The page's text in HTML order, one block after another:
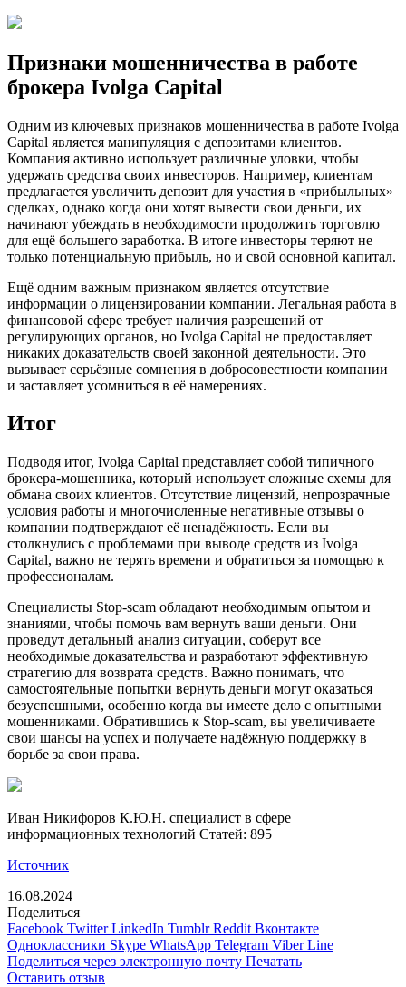
Признаки мошенничества в работе
брокера Ivolga Capital
Одним из ключевых признаков мошенничества в работе Ivolga
Capital является манипуляция с депозитами клиентов.
Компания активно использует различные уловки, чтобы
удержать средства своих инвесторов. Например, клиентам
предлагается увеличить депозит для участия в «прибыльных»
сделках, однако когда они хотят вывести свои деньги, их
начинают убеждать в необходимости продолжить торговлю
для ещё большего заработка. В итоге инвесторы теряют не
только потенциальную прибыль, но и свой основной капитал.
Ещё одним важным признаком является отсутствие
информации о лицензировании компании. Легальная работа в
финансовой сфере требует наличия разрешений от
регулирующих органов, но Ivolga Capital не предоставляет
никаких доказательств своей законной деятельности. Это
вызывает серьёзные сомнения в добросовестности компании
и заставляет усомниться в её намерениях.
Итог
Подводя итог, Ivolga Capital представляет собой типичного
брокера-мошенника, который использует сложные схемы для
обмана своих клиентов. Отсутствие лицензий, непрозрачные
условия работы и многочисленные негативные отзывы о
компании подтверждают её ненадёжность. Если вы
столкнулись с проблемами при выводе средств из Ivolga
Capital, важно не терять времени и обратиться за помощью к
профессионалам.
Специалисты Stop-scam обладают необходимым опытом и
знаниями, чтобы помочь вам вернуть ваши деньги. Они
проведут детальный анализ ситуации, соберут все
необходимые доказательства и разработают эффективную
стратегию для возврата средств. Важно понимать, что
самостоятельные попытки вернуть деньги могут оказаться
безуспешными, особенно когда вы имеете дело с опытными
мошенниками. Обратившись к Stop-scam, вы увеличиваете
свои шансы на успех и получаете надёжную поддержку в
борьбе за свои права.
Иван Никифоров К.Ю.Н. специалист в сфере
информационных технологий Cтатей: 895
Источник
16.08.2024
Поделиться
Facebook Twitter LinkedIn Tumblr Reddit Вконтакте
Одноклассники Skype WhatsApp Telegram Viber Line
Поделиться через электронную почту Печатать
Оставить отзыв